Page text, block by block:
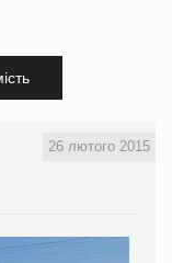
26 лютого 2015